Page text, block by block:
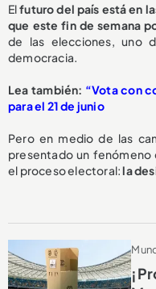
Elfuturo del país está en
que este fin de semana
de las elecciones, uno
democracia.
Lea también: “Vota con
para el 21 de junio
Pero en medio de las
presentado un fenómeno
el proceso electoral:la